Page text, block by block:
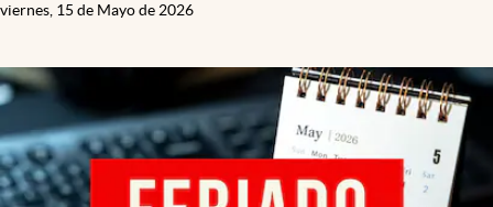
viernes, 15 de Mayo de 2026